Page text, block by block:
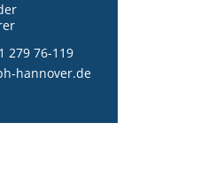
279 76-119
hannover.de